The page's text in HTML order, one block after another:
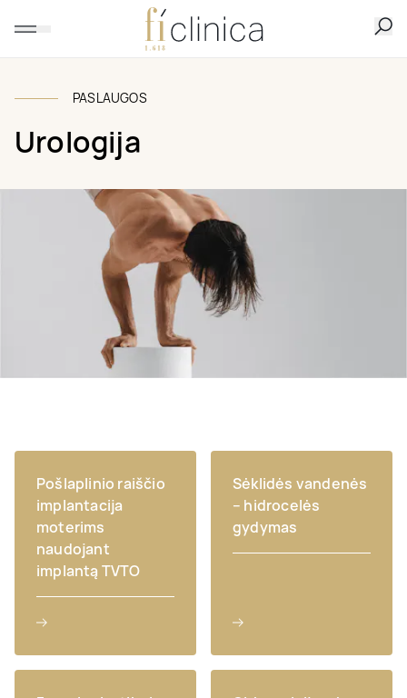
PASLAUGOS
Urologija
Pošlaplinio raiščio
implantacija
moterims
naudojant
implantą TVTO
Sėklidės vandenės
– hidrocelės
gydymas